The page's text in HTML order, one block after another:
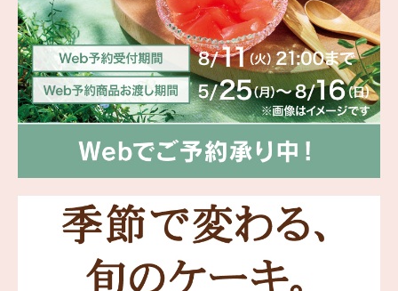
海外 Overseas shops
Malaysia
UAE
Thailand